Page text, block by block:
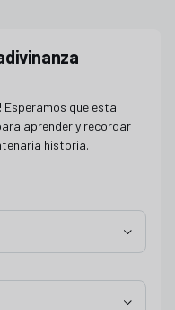
Esperamos que esta
aprender y recordar
historia.